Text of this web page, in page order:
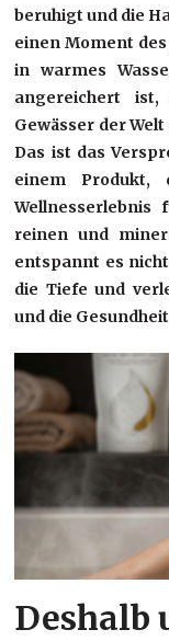
beruhigt und die
einen Moment
in warmes
angereichert
Gewässer der
Das ist das
einem Produkt,
reinen und
entspannt es
die Tiefe und
und die
Deshalb